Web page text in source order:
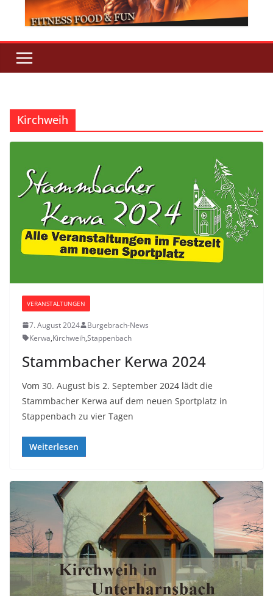
Kirchweih
VERANSTALTUNGEN
7. August 2024
Burgebrach-News
Kerwa,Kirchweih,Stappenbach
Stammbacher Kerwa 2024
Vom 30. August bis 2. September 2024 lädt die
Stammbacher Kerwa auf dem neuen Sportplatz in
Stappenbach zu vier Tagen
Weiterlesen